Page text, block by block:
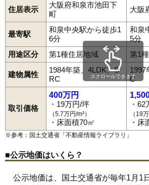
住居表示
大阪府和泉市池田下
町
大阪
最寄駅
和泉中央駅から徒歩1
6分
和泉
5分
用途区分
第1種住居地域 第1
建物属性
1984年築、4LDK、S
RC
1997
C
取引価格
400万円
・19万円/坪
（5.7万円/m²）
・床面積70㎡
・
（19
・床
スクロールできます
※参考：国土交通省「 不動産情報ライブラリ 」
■公示地価はいくら？
公示地価は、国土交通省が毎年1月1